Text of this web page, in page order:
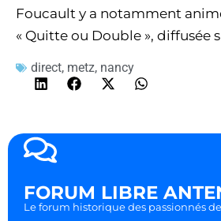
Foucault y a notamment
« Quitte ou Double », diffusée
direct, metz, nancy
FORUM LIBRE
Le forum historique des passionnés